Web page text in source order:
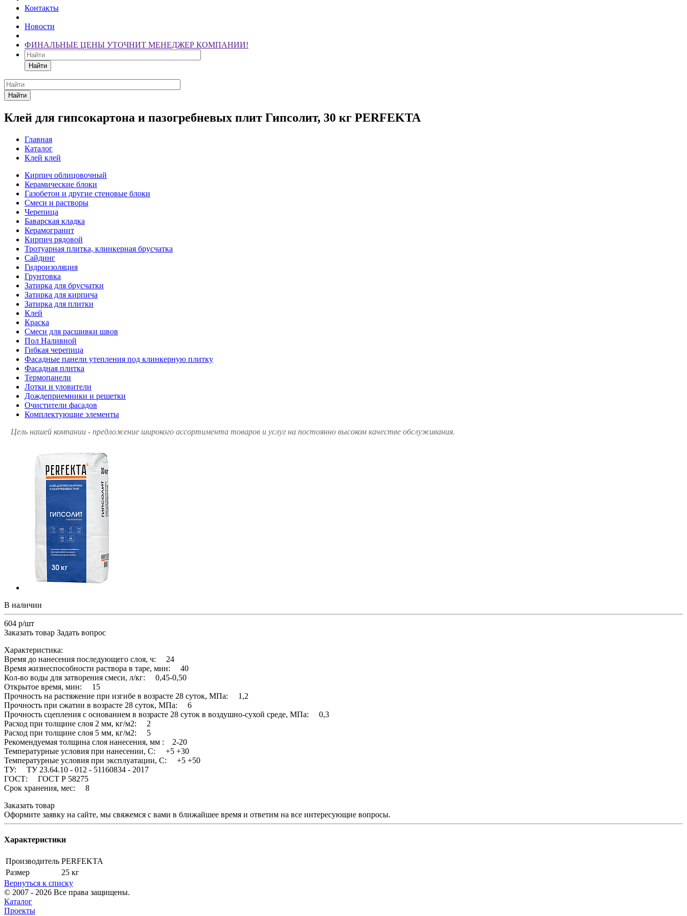
Контакты
Новости
ФИНАЛЬНЫЕ ЦЕНЫ УТОЧНИТ МЕНЕДЖЕР КОМПАНИИ!
Найти
Найти
Клей для гипсокартона и пазогребневых плит Гипсолит, 30 кг PERFEKTA
Главная
Каталог
Клей клей
Кирпич облицовочный
Керамические блоки
Газобетон и другие стеновые блоки
Смеси и растворы
Черепица
Баварская кладка
Керамогранит
Кирпич рядовой
Тротуарная плитка, клинкерная брусчатка
Сайдинг
Гидроизоляция
Грунтовка
Затирка для брусчатки
Затирка для кирпича
Затирка для плитки
Клей
Краска
Смеси для расшивки швов
Пол Наливной
Гибкая черепица
Фасадные панели утепления под клинкерную плитку
Фасадная плитка
Термопанели
Лотки и уловители
Дождеприемники и решетки
Очистители фасадов
Комплектующие элементы
Цель нашей компании - предложение широкого ассортимента товаров и услуг на постоянно высоком качестве обслуживания.
В наличии
604 р/шт
Заказать товар Задать вопрос
Характеристика:
Время до нанесения последующего слоя, ч: 24
Время жизнеспособности раствора в таре, мин: 40
Кол-во воды для затворения смеси, л/кг: 0,45-0,50
Открытое время, мин: 15
Прочность на растяжение при изгибе в возрасте 28 суток, МПа: 1,2
Прочность при сжатии в возрасте 28 суток, МПа: 6
Прочность сцепления с основанием в возрасте 28 суток в воздушно-сухой среде, МПа: 0,3
Расход при толщине слоя 2 мм, кг/м2: 2
Расход при толщине слоя 5 мм, кг/м2: 5
Рекомендуемая толщина слоя нанесения, мм : 2-20
Температурные условия при нанесении, С: +5 +30
Температурные условия при эксплуатации, С: +5 +50
ТУ: ТУ 23.64.10 - 012 - 51160834 - 2017
ГОСТ: ГОСТ Р 58275
Срок хранения, мес: 8
Заказать товар
Оформите заявку на сайте, мы свяжемся с вами в ближайшее время и ответим на все интересующие вопросы.
Характеристики
Производитель PERFEKTA
Размер
25 кг
Вернуться к списку
© 2007 - 2026 Все права защищены.
Каталог
Проекты